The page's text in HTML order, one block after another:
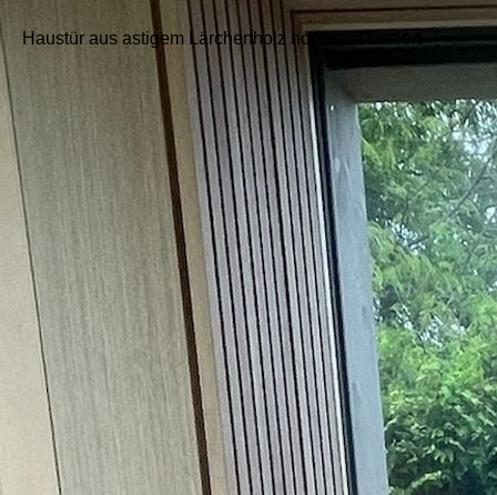
Haustür aus astigem Lärchenholz hochkant furniert